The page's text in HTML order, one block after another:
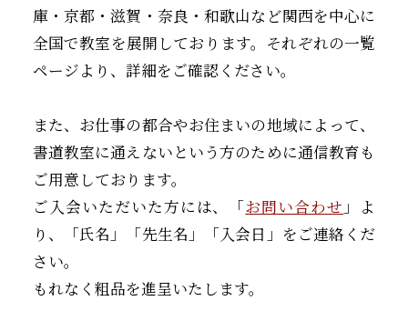
庫・京都・滋賀・奈良・和歌山など関西を中心に
全国で教室を展開しております。それぞれの一覧
ページより、詳細をご確認ください。
また、お仕事の都合やお住まいの地域によって、
書道教室に通えないという方のために通信教育も
ご用意しております。
ご入会いただいた方には、「お問い合わせ 」よ
り、「氏名」「先生名」「入会日」をご連絡くだ
さい。
もれなく粗品を進呈いたします。